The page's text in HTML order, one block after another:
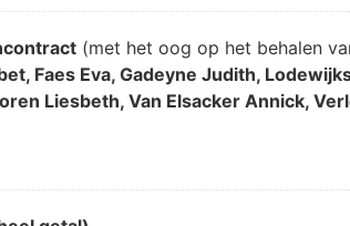
(met het oog op het behalen
Faes Eva, Gadeyne Judith,
Liesbeth, Van Elsacker Annick,